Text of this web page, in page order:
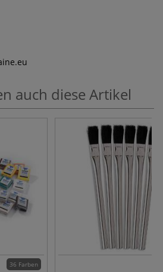
auch diese Artikel
36 Farben